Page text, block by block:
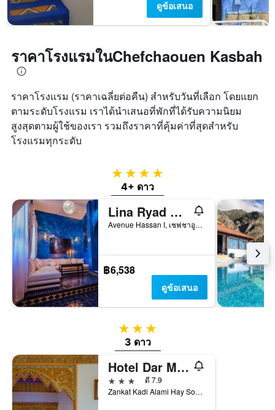
ดูข้อเสนอ
ราคาโรงแรมในChefchaouen Kasbah
ราคาโรงแรม (ราคาเฉลี่ยต่อคืน) สำหรับวันที่เลือก โดยแยก
ตามระดับโรงแรม เราได้นำเสนอที่พักที่ได้รับความนิยม
สูงสุดตามผู้ใช้ของเรา รวมถึงราคาที่คุ้มค่าที่สุดสำหรับ
โรงแรมทุกระดับ
4 ดาว
4+ ดาว
Lina Ryad & Spa
Avenue Hassan I, เชฟชาอูน, โมร็อกโก
฿6,538
ดูข้อเสนอ
3 ดาว
3 ดาว
Hotel Dar Mounir
3 ดาว
ดี 7.9
Zankat Kadi Alami Hay Souika, เชฟชาอูน, โมร็อกโก